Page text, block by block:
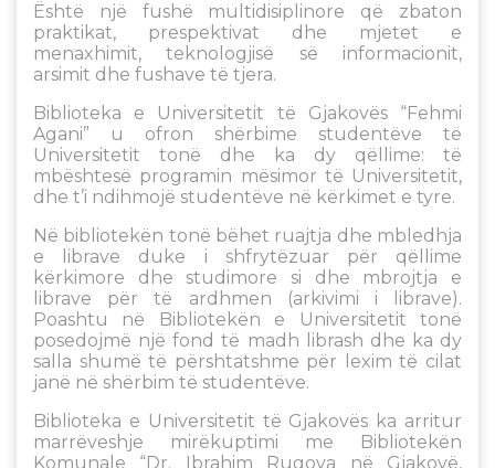
Është një fushë multidisiplinore që zbaton
praktikat, prespektivat dhe mjetet e
menaxhimit, teknologjisë së informacionit,
arsimit dhe fushave të tjera.
Biblioteka e Universitetit të Gjakovës “Fehmi
Agani” u ofron shërbime studentëve të
Universitetit tonë dhe ka dy qëllime: të
mbështesë programin mësimor të Universitetit,
dhe t’i ndihmojë studentëve në kërkimet e tyre.
Në bibliotekën tonë bëhet ruajtja dhe mbledhja
e librave duke i shfrytëzuar për qëllime
kërkimore dhe studimore si dhe mbrojtja e
librave për të ardhmen (arkivimi i librave).
Poashtu në Bibliotekën e Universitetit tonë
posedojmë një fond të madh librash dhe ka dy
salla shumë të përshtatshme për lexim të cilat
janë në shërbim të studentëve.
Biblioteka e Universitetit të Gjakovës ka arritur
marrëveshje mirëkuptimi me Bibliotekën
Komunale “Dr. Ibrahim Rugova në Gjakovë,